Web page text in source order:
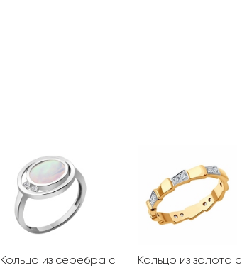
Кольцо из серебра с
Кольцо из золота с